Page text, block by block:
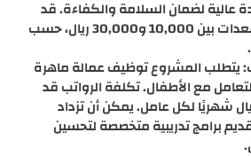
لضمان السلامة والكفاءة. قد
تتراوح تكلفة المعدات بين 10,000 و30,000 ريال، حسب
يتطلب المشروع توظيف عمالة ماهرة
مع الأطفال. تكلفة الرواتب قد
من 5,000 ريال شهريًا لكل عامل. يمكن أن تزداد
برامج تدريبية متخصصة لتحسين